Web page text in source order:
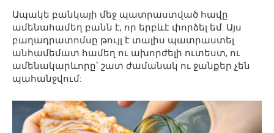
Ապակե բանկայի մեջ պատրաստված հավը
ամենահամեղ բանն է, որ երբևէ փորձել եմ: Այս
բաղադրատոմսը թույլ է տալիս պատրաստել
անհամեմատ համեղ ու ախորժելի ուտեստ, ու
ամենակարևորը՝ շատ ժամանակ ու ջանքեր չեն
պահանջվում: